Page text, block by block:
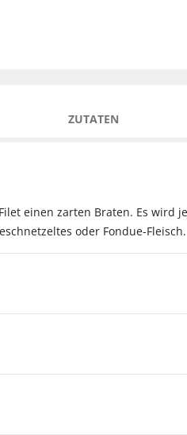
ZUTATEN
einen zarten Braten. Es wird
oder Fondue-Fleisch.